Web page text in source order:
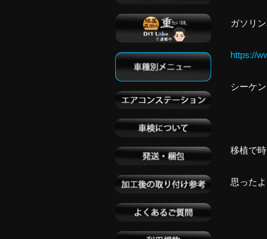
ガソリ
https://
シーケ
移植で
思った